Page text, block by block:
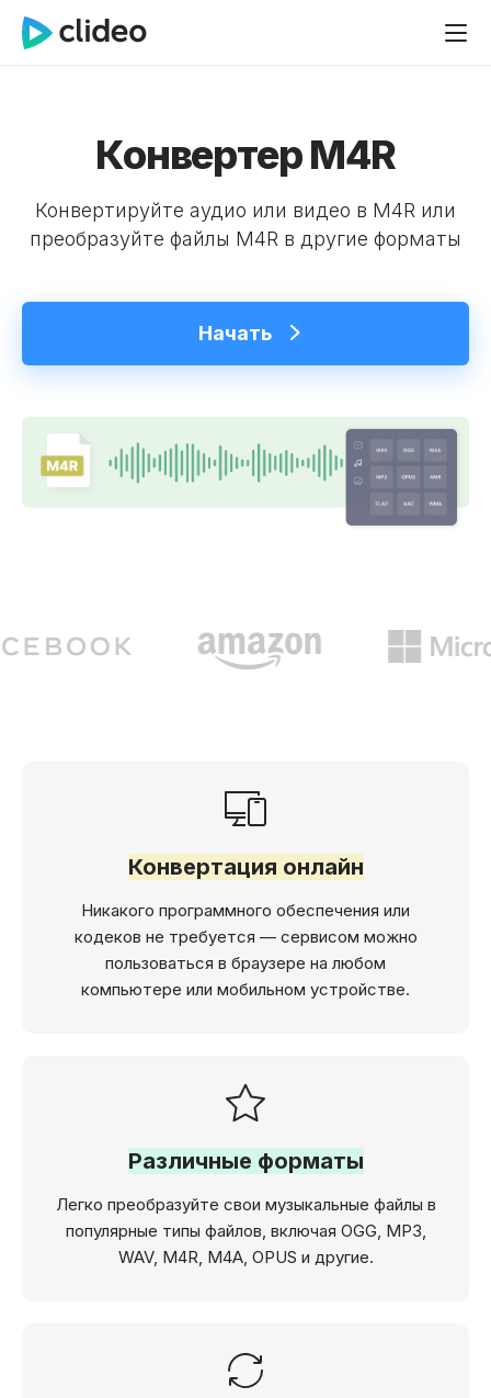
Конвертер M4R
Конвертируйте аудио или видео в M4R или
преобразуйте файлы M4R в другие форматы
Начать
Конвертация онлайн
Никакого программного обеспечения или
кодеков не требуется — сервисом можно
пользоваться в браузере на любом
компьютере или мобильном устройстве.
Различные форматы
Легко преобразуйте свои музыкальные файлы в
популярные типы файлов, включая OGG, MP3,
WAV, M4R, M4A, OPUS и другие.